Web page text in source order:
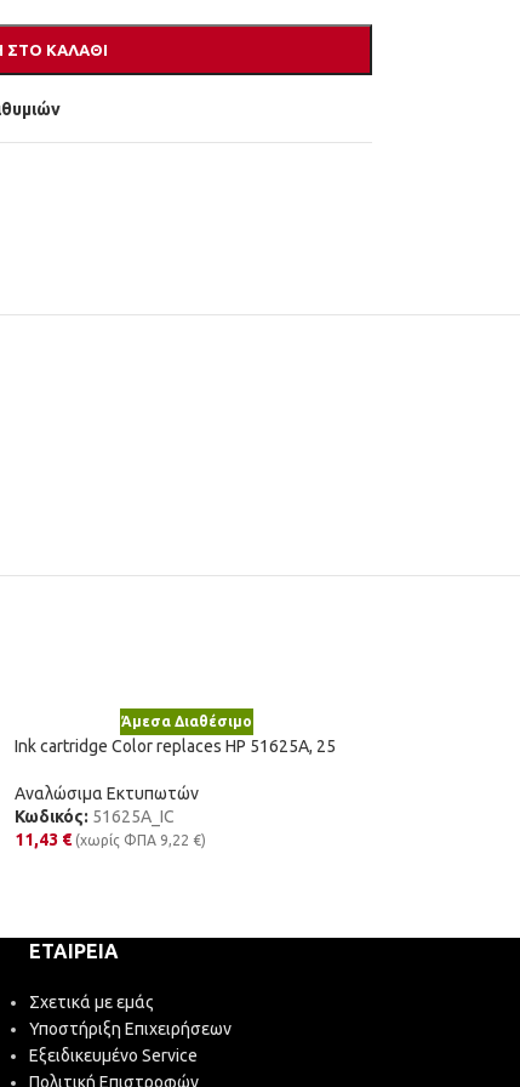
ΣΤΟ ΚΑΛΆΘΙ
Άμεσα Διαθέσιμο
Ink cartridge Color replaces HP 51625A, 25
Αναλώσιμα Εκτυπωτών
Κωδικός: 51625A_IC
11,43 € (χωρίς ΦΠΑ 9,22 €)
ΕΤΑΙΡΕΊΑ
Σχετικά με εμάς
Υποστήριξη Επιχειρήσεων
Εξειδικευμένο Service
Πολιτική Επιστροφών